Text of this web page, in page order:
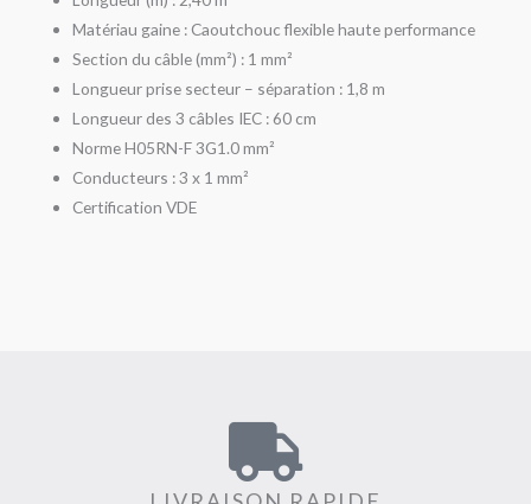
Matériau gaine : Caoutchouc flexible haute performance
Section du câble (mm²) : 1 mm²
Longueur prise secteur – séparation : 1,8 m
Longueur des 3 câbles IEC : 60 cm
Norme H05RN-F 3G1.0 mm²
Conducteurs : 3 x 1 mm²
Certification VDE